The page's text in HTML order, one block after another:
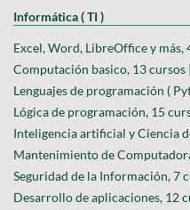
Informática ( TI )
Excel, Word, LibreOffice y más,
Computación basico, 13 cursos |
Lenguajes de programación (
Lógica de programación, 15
Inteligencia artificial y Ciencia
Mantenimiento de
Seguridad de la Información, 7
Desarrollo de aplicaciones, 12